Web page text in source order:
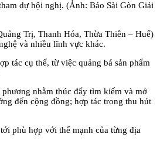
dự hội nghị. (Ảnh: Báo Sài Gòn Giải
Trị, Thanh Hóa, Thừa Thiên – Huế)
và nhiều lĩnh vực khác.
tác cụ thể, từ việc quảng bá sản phẩm
nhằm thúc đẩy tìm kiếm và mở
đến cộng đồng; hợp tác trong thu hút
phù hợp với thế mạnh của từng địa